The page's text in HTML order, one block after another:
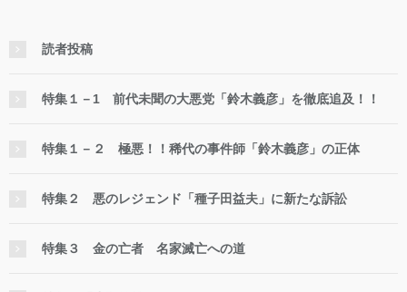
読者投稿
特集１－1 前代未聞の大悪党「鈴木義彦」を徹底追及！！
特集１－２ 極悪！！稀代の事件師「鈴木義彦」の正体
特集２ 悪のレジェンド「種子田益夫」に新たな訴訟
特集３ 金の亡者 名家滅亡への道